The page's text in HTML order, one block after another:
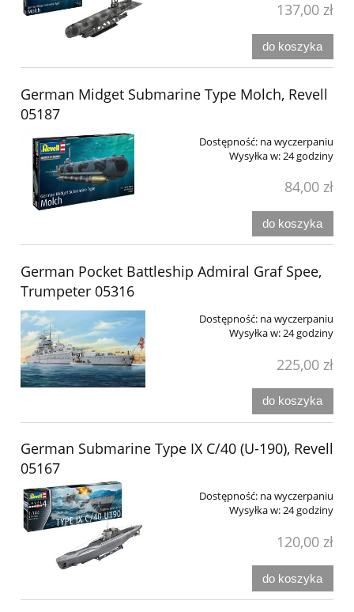
137,00 zł
do koszyka
German Midget Submarine Type Molch, Revell
05187
Dostępność: na wyczerpaniu
Wysyłka w:24 godziny
84,00 zł
do koszyka
German Pocket Battleship Admiral Graf Spee,
Trumpeter 05316
Dostępność: na wyczerpaniu
Wysyłka w:24 godziny
225,00 zł
do koszyka
German Submarine Type IX C/40 (U-190), Revell
05167
Dostępność: na wyczerpaniu
Wysyłka w:24 godziny
120,00 zł
do koszyka